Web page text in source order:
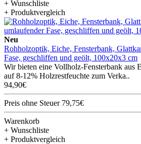
+ Wunschliste
+ Produktvergleich
Neu
Rohholzoptik, Eiche, Fensterbank,
Fase, geschliffen und geölt, 100x20x3 cm
Wir bieten eine Vollholz-Fensterbank aus
auf 8-12% Holzrestfeuchte zum Verka..
94,90€
Preis ohne Steuer 79,75€
Warenkorb
+ Wunschliste
+ Produktvergleich